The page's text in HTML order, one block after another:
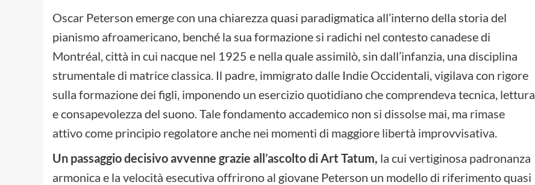
Oscar Peterson emerge con una chiarezza quasi paradigmatica all’interno della storia del
pianismo afroamericano, benché la sua formazione si radichi nel contesto canadese di
Montréal, città in cui nacque nel 1925 e nella quale assimilò, sin dall’infanzia, una disciplina
strumentale di matrice classica. Il padre, immigrato dalle Indie Occidentali, vigilava con rigore
sulla formazione dei figli, imponendo un esercizio quotidiano che comprendeva tecnica, lettura
e consapevolezza del suono. Tale fondamento accademico non si dissolse mai, ma rimase
attivo come principio regolatore anche nei momenti di maggiore libertà improvvisativa.
Un passaggio decisivo avvenne grazie all’ascolto di Art Tatum, la cui vertiginosa padronanza
armonica e la velocità esecutiva offrirono al giovane Peterson un modello di riferimento quasi